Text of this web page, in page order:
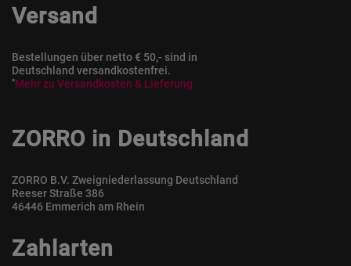
Versand
Bestellungen über netto € 50,- sind in
Deutschland versandkostenfrei.
*Mehr zu Versandkosten & Lieferung
ZORRO in Deutschland
ZORRO B.V. Zweigniederlassung Deutschland
Reeser Straße 386
46446 Emmerich am Rhein
Zahlarten